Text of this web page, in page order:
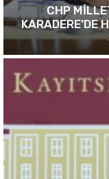
CHP
KARADERE’DE